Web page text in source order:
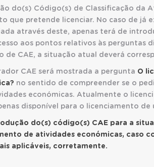
do(s) Código(s) de Classificação da
que pretende licenciar. No caso de já
através deste, apenas terá de
aos pontos relativos às perguntas
de CAE, a situação atual deverá
CAE será mostrada a pergunta O
no sentido de compreender se o
económicas. Atualmente o
disponível para o licenciamento
do(s) código(s) CAE para a
de atividades económicas, caso
aplicáveis, corretamente.